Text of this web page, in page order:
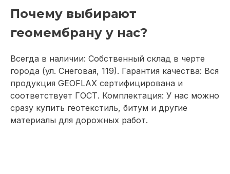
Почему выбирают
геомембрану у нас?
Всегда в наличии: Собственный склад в черте
города (ул. Снеговая, 119). Гарантия качества: Вся
продукция GEOFLAX сертифицирована и
соответствует ГОСТ. Комплектация: У нас можно
сразу купить геотекстиль, битум и другие
материалы для дорожных работ.